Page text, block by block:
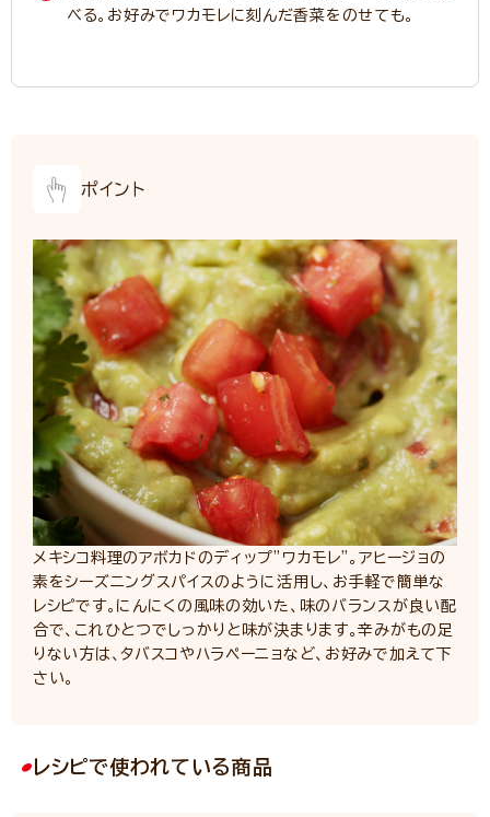
べる。お好みでワカモレに刻んだ香菜をのせても。
ポイント
メキシコ料理のアボカドのディップ”ワカモレ”。アヒージョの
素をシーズニングスパイスのように活用し、お手軽で簡単な
レシピです。にんにくの風味の効いた、味のバランスが良い配
合で、これひとつでしっかりと味が決まります。辛みがもの足
りない方は、タバスコやハラペーニョなど、お好みで加えて下
さい。
レシピで使われている商品